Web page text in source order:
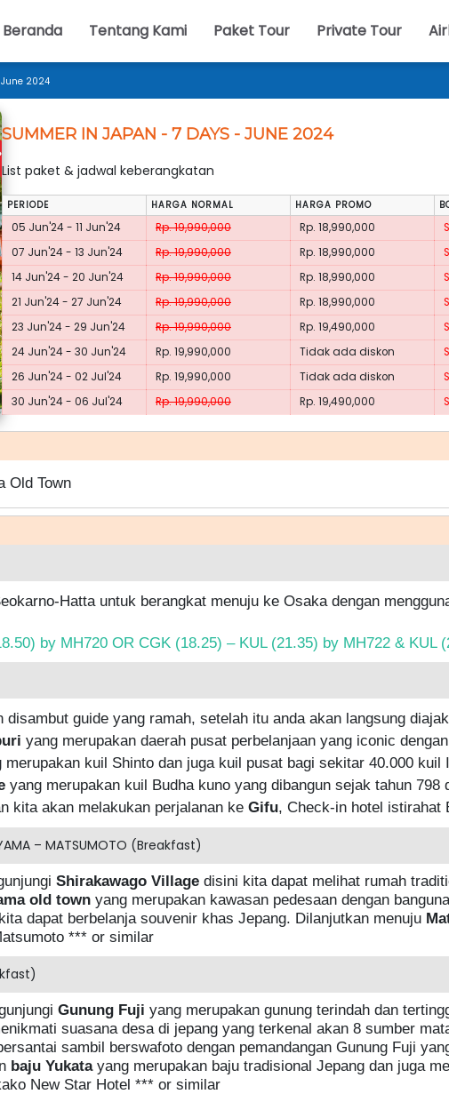
Beranda Tentang Kami Paket Tour Private Tour
2024
SUMMER IN JAPAN - 7 DAYS - JUNE 2024
List paket & jadwal keberangkatan
PERIODE HARGA NORMAL HARGA PROMO
05 Jun'24 - 11 Jun'24 Rp. 19,990,000 Rp. 18,990,000
07 Jun'24 - 13 Jun'24
Rp. 19,990,000 Rp. 18,990,000
14 Jun'24 - 20 Jun'24
Rp. 19,990,000 Rp. 18,990,000
21 Jun'24 - 27 Jun'24
Rp. 19,990,000 Rp. 18,990,000
23 Jun'24 - 29 Jun'24
Rp. 19,990,000 Rp. 19,490,000
24 Jun'24 - 30 Jun'24
Rp. 19,990,000 Tidak ada diskon
26 Jun'24 - 02 Jul'24
Rp. 19,990,000 Tidak ada diskon
30 Jun'24 - 06 Jul'24
Rp. 19,990,000 Rp. 19,490,000
Old Town
Hatta untuk berangkat menuju ke Osaka dengan
by MH720 OR CGK (18.25) – KUL (21.35) by MH722 & KUL
guide yang ramah, setelah itu anda akan langsung
yang merupakan daerah pusat perbelanjaan yang iconic
merupakan kuil Shinto dan juga kuil pusat bagi sekitar 40.000
yang merupakan kuil Budha kuno yang dibangun sejak tahun
kita akan melakukan perjalanan ke Gifu, Check-in hotel istirahat
– MATSUMOTO (Breakfast)
Shirakawago Village disini kita dapat melihat rumah
old town yang merupakan kawasan pedesaan dengan
dapat berbelanja souvenir khas Jepang. Dilanjutkan menuju
*** or similar
Gunung Fuji yang merupakan gunung terindah dan
suasana desa di jepang yang terkenal akan 8 sumber
sambil berswafoto dengan pemandangan Gunung Fuji
baju Yukatayang merupakan baju tradisional Jepang dan juga
New Star Hotel *** or similar